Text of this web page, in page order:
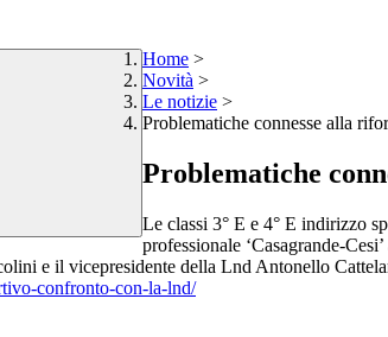
Home >
Novità >
Le notizie >
Problematiche connesse alla
Problematiche
Le classi 3° E e 4° E indirizzo
professionale ‘Casagrande-
e il vicepresidente della Lnd Antonello
confronto-con-la-lnd/